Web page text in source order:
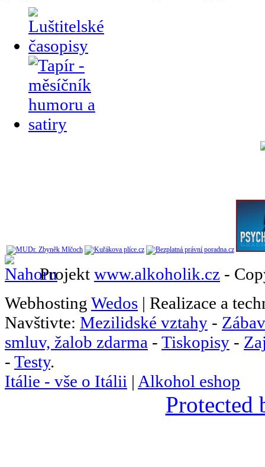
Projekt www.alkoholik.cz -
Webhosting Wedos | Realizace a
Navštivte: Mezilidské vztahy -
smluv, žalob zdarma - Tiskopisy -
- Testy.
Itálie - vše o Itálii | Alkohol eshop
Protected